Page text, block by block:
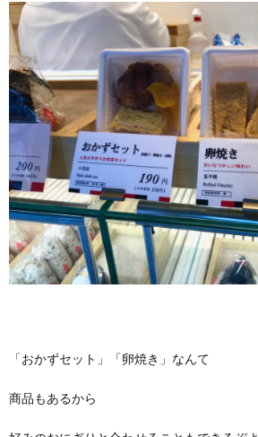
「おかずセット」「卵焼き」なんて
商品もあるから